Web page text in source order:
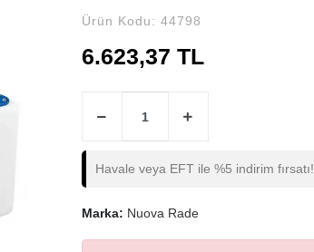
Ürün Kodu: 44798
6.623,37 TL
Havale veya EFT ile %5 indirim fırsatı!
Marka: Nuova Rade